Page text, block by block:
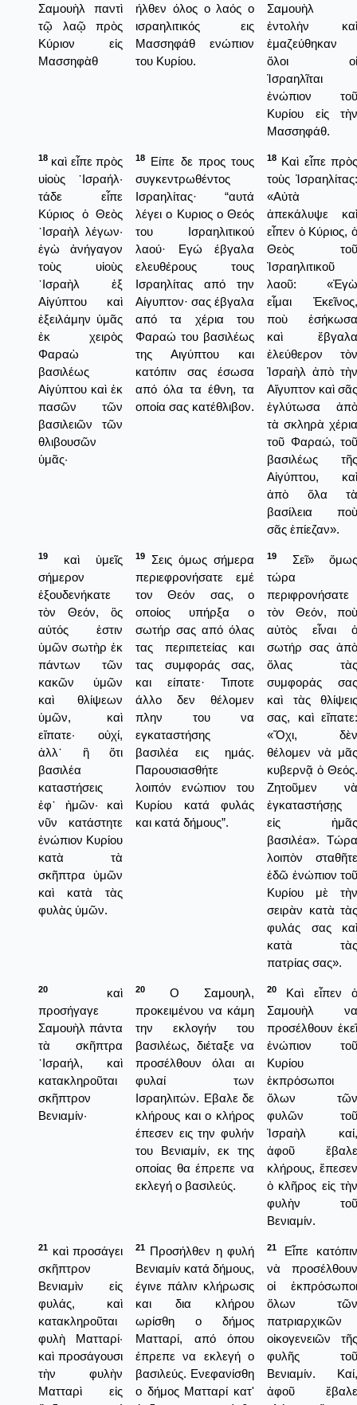
Σαμουὴλ παντὶ
τῷ λαῷ πρὸς
Κύριον εἰς
Μασσηφὰθ
ήλθεν όλος ο λαός ο
ισραηλιτικός εις
Μασσηφάθ ενώπιον
του Κυρίου.
Σαμουὴλ
ἐντολὴν καὶ
ἐμαζεύθηκαν
ὅλοι οἰ
Ἰσραηλῖται
ἐνώπιον τοῦ
Κυρίου εἰς τὴν
Μασσηφάθ.
18 καὶ εἶπε πρὸς
υἱοὺς ᾿Ισραήλ·
τάδε εἶπε
Κύριος ὁ Θεὸς
᾿Ισραὴλ λέγων·
ἐγὼ ἀνήγαγον
τοὺς υἱοὺς
᾿Ισραὴλ ἐξ
Αἰγύπτου καὶ
ἐξειλάμην ὑμᾶς
ἐκ χειρὸς
Φαραὼ
βασιλέως
Αἰγύπτου καὶ ἐκ
πασῶν τῶν
βασιλειῶν τῶν
θλιβουσῶν
ὑμᾶς·
18
Είπε δε προς τους
συγκεντρωθέντος
Ισραηλίτας· “αυτά
λέγει ο Κυριος ο Θεός
του Ισραηλιτικού
λαού· Εγώ έβγαλα
ελευθέρους τους
Ισραηλίτας από την
Αίγυπτον· σας έβγαλα
από τα χέρια του
Φαραώ του βασιλέως
της Αιγύπτου και
κατόπιν σας έσωσα
από όλα τα έθνη, τα
οποία σας κατέθλιβον.
18 Καὶ εἶπε πρὸς
τοὺς Ἰσραηλίτας:
«Αὐτὰ
ἀπεκάλυψε καὶ
εἶπεν ὁ Κύριος, ὁ
Θεὸς τοῦ
Ἰσραηλιτικοῦ
λαοῦ: «Ἐγὼ
εἶμαι Ἐκεῖνος,
ποὺ ἐσήκωσα
καὶ ἔβγαλα
ἐλεύθερον τὸν
Ἰσραὴλ ἀπὸ τὴν
Αἴγυπτον καὶ σᾶς
ἐγλύτωσα ἀπὸ
τὰ σκληρὰ χέρια
τοῦ Φαραώ, τοῦ
βασιλέως τῆς
Αἰγύπτου, καὶ
ἀπὸ ὅλα τὰ
βασίλεια ποὺ
σᾶς ἐπίεζαν».
19
καὶ ὑμεῖς
σήμερον
ἐξουδενήκατε
τὸν Θεόν, ὃς
αὐτός ἐστιν
ὑμῶν σωτὴρ ἐκ
πάντων τῶν
κακῶν ὑμῶν
καὶ θλίψεων
ὑμῶν, καὶ
εἴπατε· οὐχί,
ἀλλ᾿ ἢ ὅτι
βασιλέα
καταστήσεις
ἐφ᾿ ἡμῶν· καὶ
νῦν κατάστητε
ἐνώπιον Κυρίου
κατὰ τὰ
σκῆπτρα ὑμῶν
καὶ κατὰ τὰς
φυλὰς ὑμῶν.
19
Σεις όμως σήμερα
περιεφρονήσατε εμέ
τον Θεόν σας, ο
οποίος υπήρξα ο
σωτήρ σας από όλας
τας περιπετείας και
τας συμφοράς σας,
και είπατε· Τιποτε
άλλο δεν θέλομεν
πλην του να
εγκαταστήσης
βασιλέα εις ημάς.
Παρουσιασθήτε
λοιπόν ενώπιον του
Κυρίου κατά φυλάς
και κατά δήμους”.
19
Σεῖ» ὅμως
τώρα
περιφρονήσατε
τὸν Θεόν, ποὺ
αὐτὸς εἶναι ὁ
σωτήρ σας ἀπὸ
ὅλας τὰς
συμφοράς σας
καὶ τὰς θλίψεις
σας, καὶ εἴπατε:
«Ὄχι, δὲν
θέλομεν νὰ μᾶς
κυβερνᾷ ὁ Θεός.
Ζητοῦμεν νὰ
ἐγκαταστήσῃς
εἰς ἡμᾶς
βασιλέα». Τώρα
λοιπὸν σταθῆτε
ἐδῶ ἐνώπιον τοῦ
Κυρίου μὲ τὴν
σειρὰν κατὰ τὰς
φυλάς σας καὶ
κατὰ τὰς
πατρίας σας».
20
καὶ
προσήγαγε
Σαμουὴλ πάντα
τὰ σκῆπτρα
᾿Ισραήλ, καὶ
κατακληροῦται
σκῆπτρον
Βενιαμίν·
20
Ο Σαμουηλ,
προκειμένου να κάμη
την εκλογήν του
βασιλέως, διέταξε να
προσέλθουν όλαι αι
φυλαί των
Ισραηλιτών. Εβαλε δε
κλήρους και ο κλήρος
έπεσεν εις την φυλήν
του Βενιαμίν, εκ της
οποίας θα έπρεπε να
εκλεγή ο βασιλεύς.
20
Καὶ εἶπεν ὁ
Σαμουὴλ να
προσέλθουν ἐκεῖ
ἐνώπιον τοῦ
Κυρίου
ἐκπρόσωποι
ὅλων τῶν
φυλῶν τοῦ
Ἰσραὴλ καί,
ἀφοῦ ἔβαλε
κλήρους, ἔπεσεν
ὁ κλῆρος εἰς τὴν
φυλὴν τοῦ
Βενιαμίν.
21 καὶ προσάγει
σκῆπτρον
Βενιαμὶν εἰς
φυλάς, καὶ
κατακληροῦται
φυλὴ Ματταρί·
καὶ προσάγουσι
τὴν φυλὴν
Ματταρὶ εἰς
21 Προσήλθεν η φυλή
Βενιαμίν κατά δήμους,
έγινε πάλιν κλήρωσις
και δια κλήρου
ωρίσθη ο δήμος
Ματταρί, από όπου
έπρεπε να εκλεγή ο
βασιλεύς. Ενεφανίσθη
ο δήμος Ματταρί κατ'
21
Εἶπε κατόπιν
νὰ προσέλθουν
οἱ ἐκπρόσωποι
ὅλων τῶν
πατριαρχικῶν
οἰκογενειῶν τῆς
φυλῆς τοῦ
Βενιαμίν. Καί,
ἀφοῦ ἔβαλε